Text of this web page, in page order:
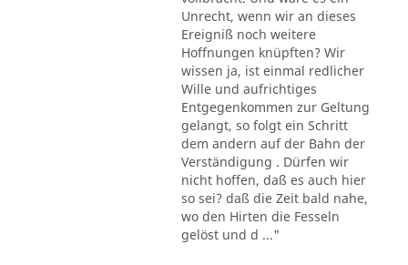
Unrecht, wenn wir an dieses
Ereigniß noch weitere
Hoffnungen knüpften? Wir
wissen ja, ist einmal redlicher
Wille und aufrichtiges
Entgegenkommen zur Geltung
gelangt, so folgt ein Schritt
dem andern auf der Bahn der
Verständigung . Dürfen wir
nicht hoffen, daß es auch hier
so sei? daß die Zeit bald nahe,
wo den Hirten die Fesseln
gelöst und d ..."